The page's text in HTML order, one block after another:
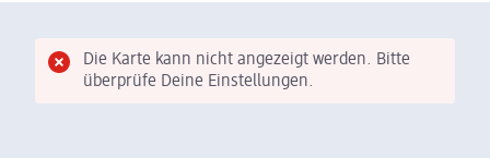
Die Karte kann nicht angezeigt werden. Bitte
überprüfe Deine Einstellungen.